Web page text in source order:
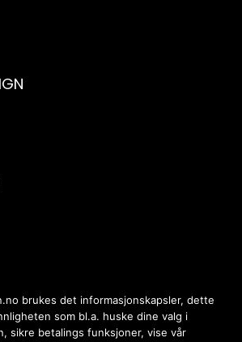
brukes det informasjonskapsler, dette
som bl.a. huske dine valg i
sikre betalings funksjoner, vise vår